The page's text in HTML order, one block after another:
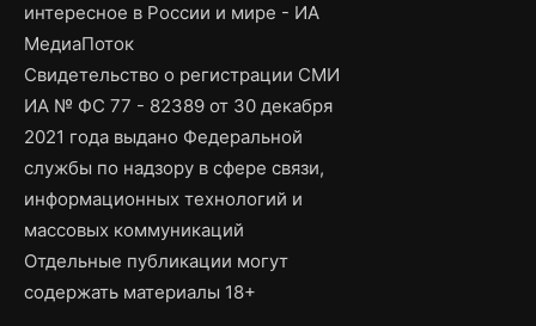
интересное в России и мире - ИА
МедиаПоток
Свидетельство о регистрации СМИ
ИА № ФС 77 - 82389 от 30 декабря
2021 года выдано Федеральной
службы по надзору в сфере связи,
информационных технологий и
массовых коммуникаций
Отдельные публикации могут
содержать материалы 18+